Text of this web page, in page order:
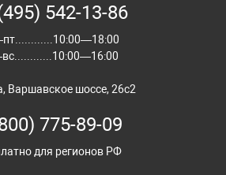
542-13-86
Варшавское шоссе, 26с2
775-89-09
для регионов РФ